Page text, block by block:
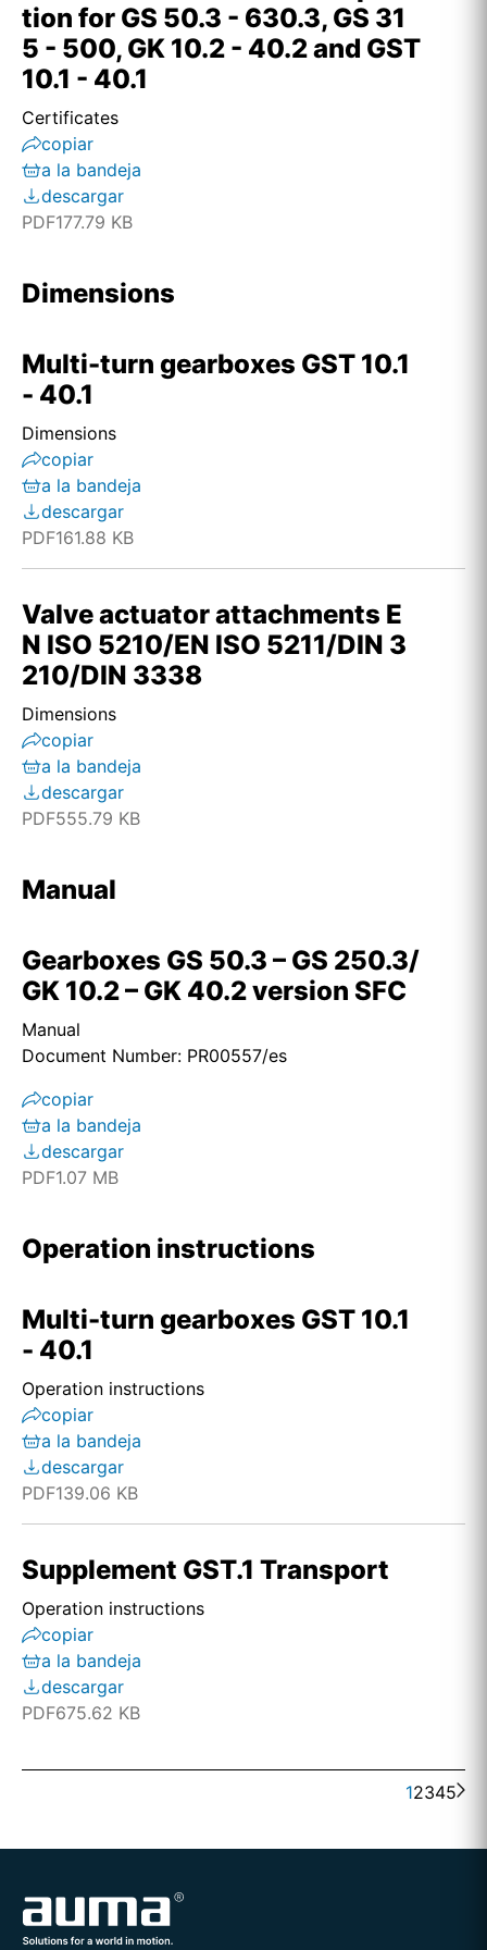
tion for GS 50.3 - 630.3, GS 31
5 - 500, GK 10.2 - 40.2 and GST
10.1 - 40.1
Certificates
copiar
a la bandeja
descargar
PDF177.79 KB
Dimensions
Multi-turn gearboxes GST 10.1
- 40.1
Dimensions
copiar
a la bandeja
descargar
PDF161.88 KB
Valve actuator attachments E
N ISO 5210/EN ISO 5211/DIN 3
210/DIN 3338
Dimensions
copiar
a la bandeja
descargar
PDF555.79 KB
Manual
Gearboxes GS 50.3 – GS 250.3/
GK 10.2 – GK 40.2 version SFC
Manual
Document Number: PR00557/es
copiar
a la bandeja
descargar
PDF1.07 MB
Operation instructions
Multi-turn gearboxes GST 10.1
- 40.1
Operation instructions
copiar
a la bandeja
descargar
PDF139.06 KB
Supplement GST.1 Transport
Operation instructions
copiar
a la bandeja
descargar
PDF675.62 KB
12345